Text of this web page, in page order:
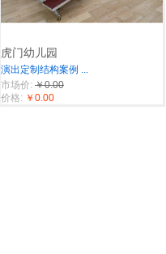
虎门幼儿园
演出定制结构案例 ...
市场价: ￥0.00
价格: ￥0.00